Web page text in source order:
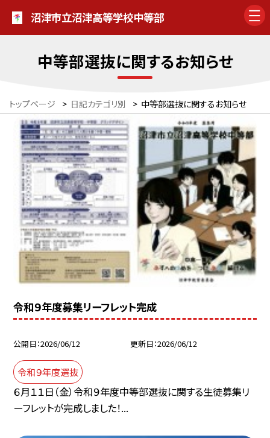
沼津市立沼津高等学校中等部
中等部選抜に関するお知らせ
トップページ > 日記カテゴリ別 > 中等部選抜に関するお知らせ
令和９年度募集リーフレット完成
公開日 2026/06/12 更新日 2026/06/12
令和９年度選抜
６月１１日（金）令和９年度中等部選抜に関する生徒募集リ
ーフレットが完成しました！...